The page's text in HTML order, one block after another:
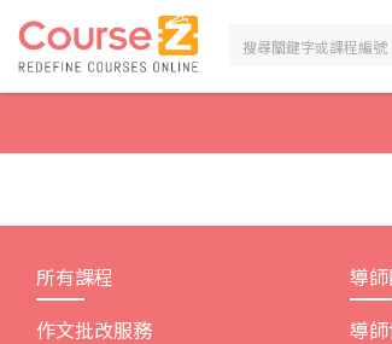
content
所有課程
作文批改服務
導
導